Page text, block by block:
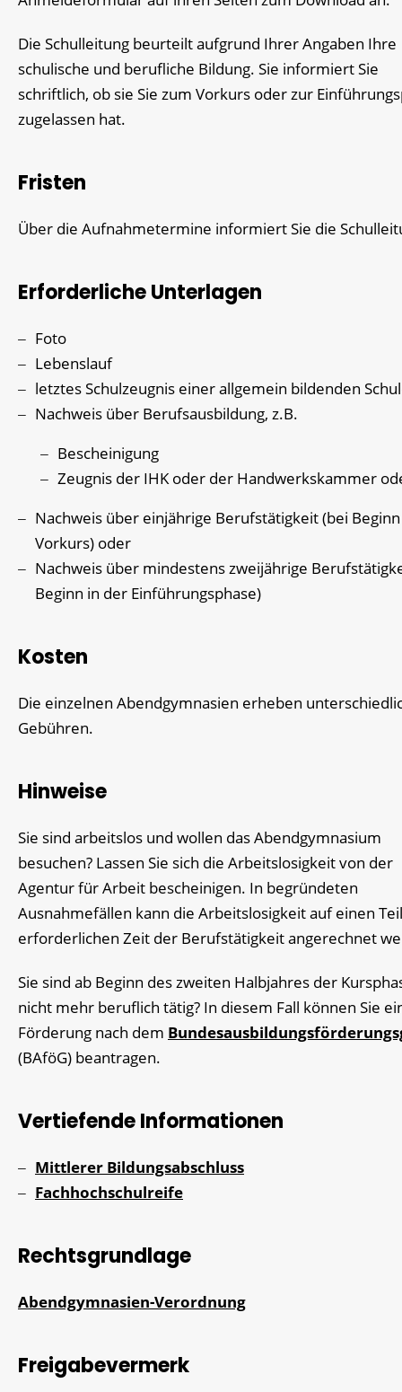
Die Schulleitung beurteilt aufgrund Ihrer Angaben Ihre
schulische und berufliche Bildung. Sie informiert Sie
schriftlich, ob sie Sie zum Vorkurs oder zur
zugelassen hat.
Fristen
Über die Aufnahmetermine informiert Sie die
Erforderliche Unterlagen
Foto
Lebenslauf
letztes Schulzeugnis einer allgemein bildenden
Nachweis über Berufsausbildung, z.B.
Bescheinigung
Zeugnis der IHK oder der Handwerkskammer
Nachweis über einjährige Berufstätigkeit (bei
Vorkurs) oder
Nachweis über mindestens zweijährige
Beginn in der Einführungsphase)
Kosten
Die einzelnen Abendgymnasien erheben
Gebühren.
Hinweise
Sie sind arbeitslos und wollen das Abendgymnasium
besuchen? Lassen Sie sich die Arbeitslosigkeit von der
Agentur für Arbeit bescheinigen. In begründeten
Ausnahmefällen kann die Arbeitslosigkeit auf einen
erforderlichen Zeit der Berufstätigkeit angerechnet
Sie sind ab Beginn des zweiten Halbjahres der
nicht mehr beruflich tätig? In diesem Fall können Sie
Förderung nach dem
(BAföG) beantragen.
Vertiefende Informationen
Mittlerer Bildungsabschluss
Fachhochschulreife
Rechtsgrundlage
Abendgymnasien-Verordnung
Freigabevermerk